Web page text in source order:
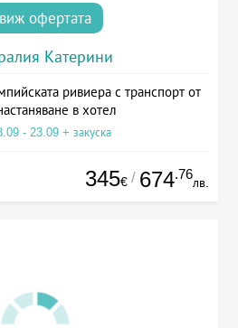
виж офертата
Катерини
ривиера с транспорт от
в хотел
- 23.09 + закуска
345€ / 674.76
лв.